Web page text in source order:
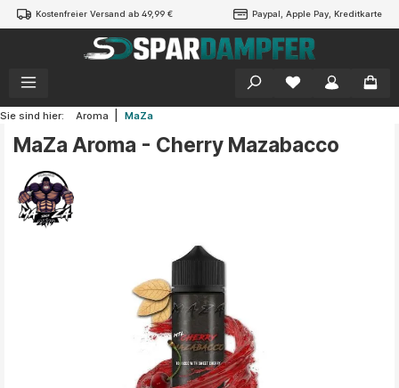
springen
Kostenfreier Versand ab 49,99 € Paypal, Apple Pay, Kreditkarte
Sie sind hier: Aroma MaZa
MaZa Aroma - Cherry Mazabacco